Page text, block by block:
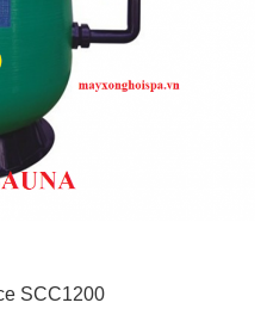
SCC1200